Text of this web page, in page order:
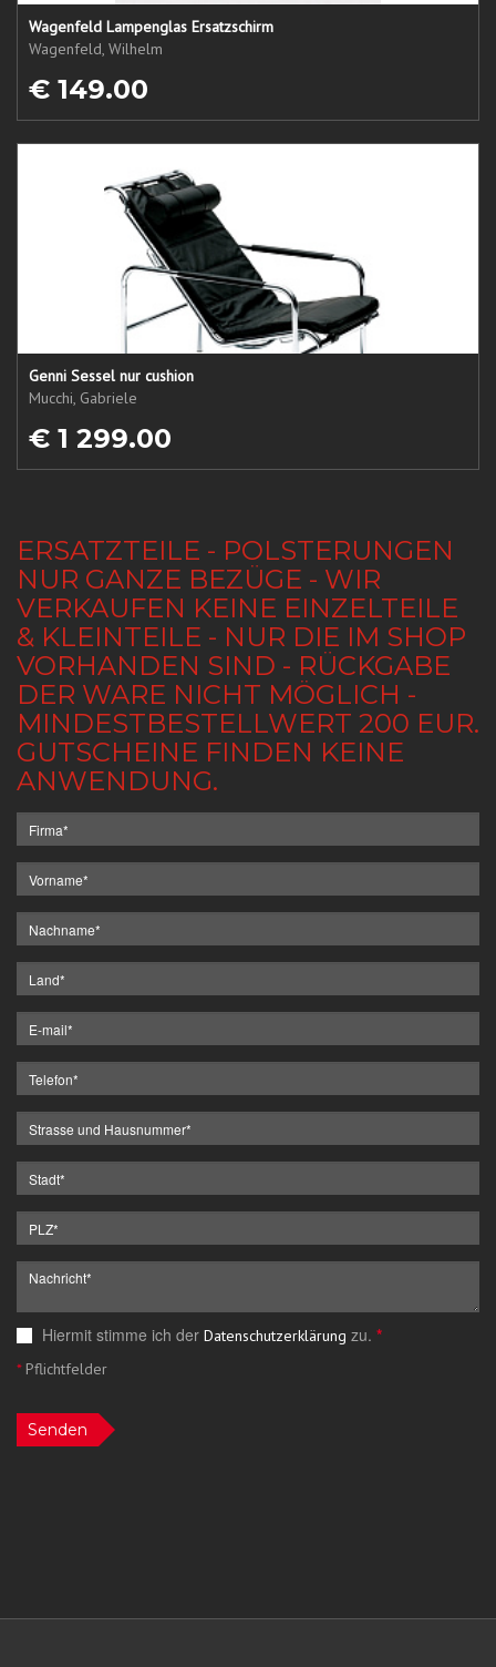
Wagenfeld Lampenglas Ersatzschirm
Wagenfeld, Wilhelm
€ 149.00
Genni Sessel nur cushion
Mucchi, Gabriele
€ 1 299.00
ERSATZTEILE - POLSTERUNGEN
NUR GANZE BEZÜGE - WIR
VERKAUFEN KEINE EINZELTEILE
& KLEINTEILE - NUR DIE IM SHOP
VORHANDEN SIND - RÜCKGABE
DER WARE NICHT MÖGLICH -
MINDESTBESTELLWERT 200 EUR.
GUTSCHEINE FINDEN KEINE
ANWENDUNG.
Hiermit stimme ich der Datenschutzerklärung zu. *
*Pflichtfelder
Senden